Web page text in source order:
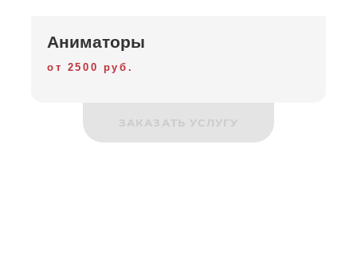
Аниматоры
от 2500 руб.
ЗАКАЗАТЬ УСЛУГУ